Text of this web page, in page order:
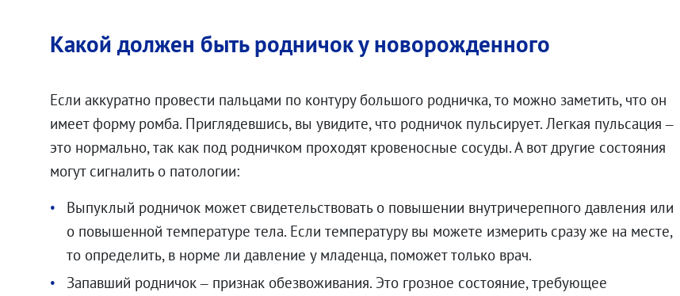
Какой должен быть родничок у новорожденного
Если аккуратно провести пальцами по контуру большого родничка, то можно заметить, что он
имеет форму ромба. Приглядевшись, вы увидите, что родничок пульсирует. Легкая пульсация –
это нормально, так как под родничком проходят кровеносные сосуды. А вот другие состояния
могут сигналить о патологии:
Выпуклый родничок может свидетельствовать о повышении внутричерепного давления или
о повышенной температуре тела. Если температуру вы можете измерить сразу же на месте,
то определить, в норме ли давление у младенца, поможет только врач.
Запавший родничок – признак обезвоживания. Это грозное состояние, требующее